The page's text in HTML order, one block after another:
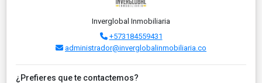
Inverglobal Inmobiliaria
+573184559431
administrador@inverglobalinmobiliaria.co
¿Prefieres que te contactemos?